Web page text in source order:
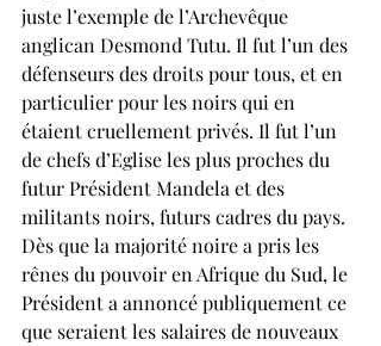
juste l’exemple de l’Archevêque
anglican Desmond Tutu. Il fut l’un des
défenseurs des droits pour tous, et en
particulier pour les noirs qui en
étaient cruellement privés. Il fut l’un
de chefs d’Eglise les plus proches du
futur Président Mandela et des
militants noirs, futurs cadres du pays.
Dès que la majorité noire a pris les
rênes du pouvoir en Afrique du Sud, le
Président a annoncé publiquement ce
que seraient les salaires de nouveaux